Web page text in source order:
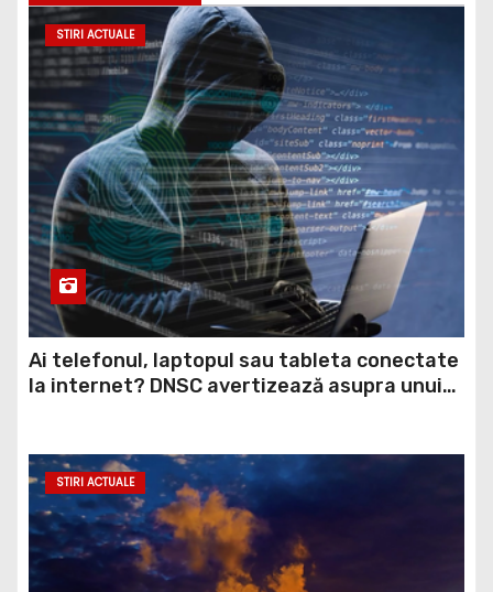
STIRI ACTUALE
Ai telefonul, laptopul sau tableta conectate
la internet? DNSC avertizează asupra unui
STIRI ACTUALE